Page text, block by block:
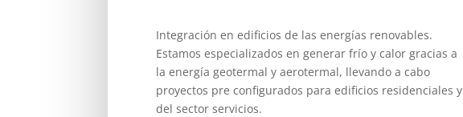
Integración en edificios de las energías renovables.
Estamos especializados en generar frío y calor gracias a
la energía geotermal y aerotermal, llevando a cabo
proyectos pre configurados para edificios residenciales y
del sector servicios.